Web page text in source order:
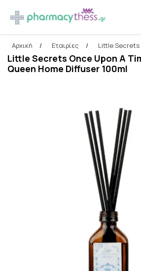
Αναζήτηση
Αρχική / Εταιρίες / Little Secrets
Little Secrets Once Upon A
Queen Home Diffuser 100ml